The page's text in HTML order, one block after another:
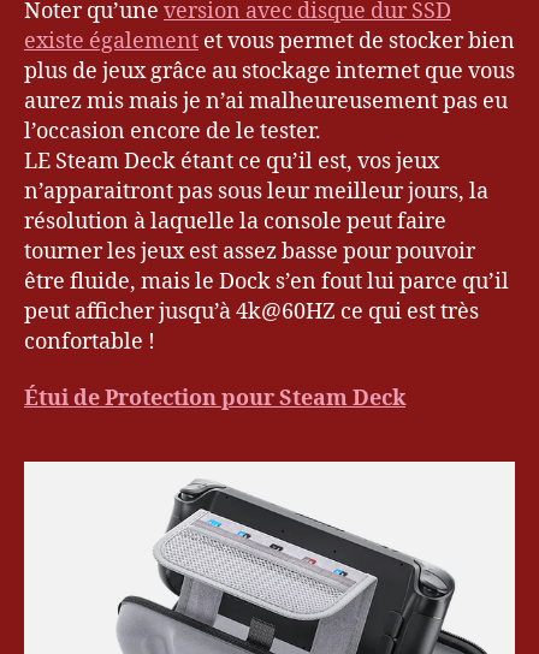
Noter qu’une version avec disque dur SSD
existe également et vous permet de stocker bien
plus de jeux grâce au stockage internet que vous
aurez mis mais je n’ai malheureusement pas eu
l’occasion encore de le tester.
LE Steam Deck étant ce qu’il est, vos jeux
n’apparaitront pas sous leur meilleur jours, la
résolution à laquelle la console peut faire
tourner les jeux est assez basse pour pouvoir
être fluide, mais le Dock s’en fout lui parce qu’il
peut afficher jusqu’à 4k@60HZ ce qui est très
confortable !
Étui de Protection pour Steam Deck